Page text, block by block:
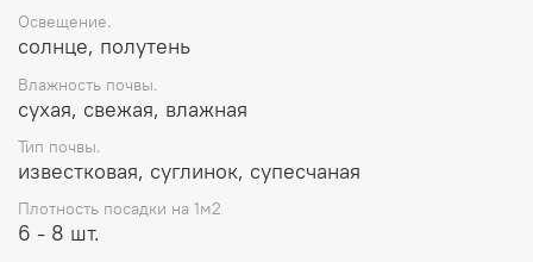
Освещение.
солнце, полутень
Влажность почвы.
сухая, свежая, влажная
Тип почвы.
известковая, суглинок, супесчаная
Плотность посадки на 1м2
6 - 8 шт.